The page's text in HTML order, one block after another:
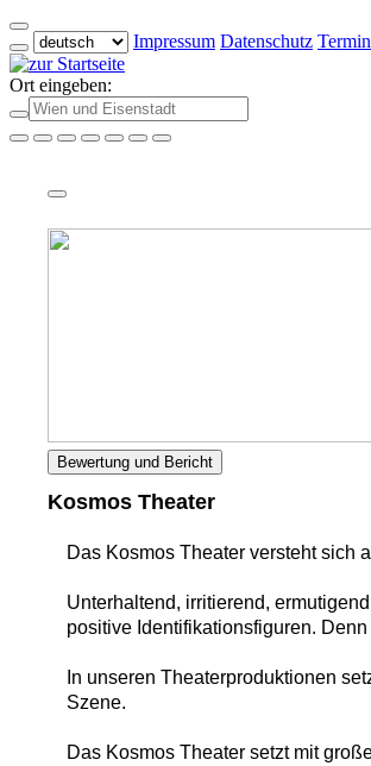
Impressum Datenschutz
Ort eingeben:
Bewertung und Bericht
Kosmos Theater
Das Kosmos Theater versteht sich
Unterhaltend, irritierend,
positive Identifikationsfiguren.
In unseren Theaterproduktionen
Szene.
Das Kosmos Theater setzt mit